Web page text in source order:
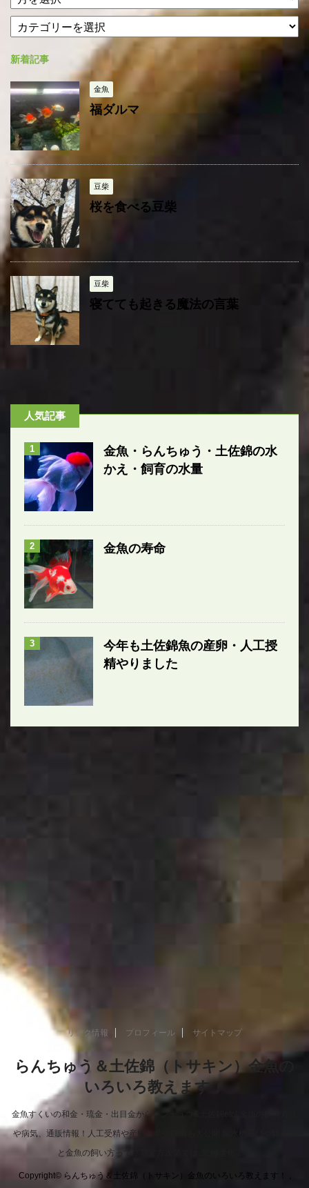
ー
イ
ブ
テ
リ
ー
新着記事
金魚
福ダルマ
豆柴
桜を食べる豆柴
豆柴
寝てても起きる魔法の言葉
人気記事
1
金魚・らんちゅう・土佐錦の水
かえ・飼育の水量
2 金魚の寿命
3
今年も土佐錦魚の産卵・人工授
精やりました
リンク情報 プロフィール サイトマップ
らんちゅう＆土佐錦（トサキン）金魚の
いろいろ教えます！
金魚すくいの和金・琉金・出目金からランチュウ&土佐錦etc! 金魚の飼育方法
や病気、通販情報！人工受精や産卵の希少動画も大公開！ 水槽選びや餌選び
と金魚の飼い方って？育て方次第では..究極進化！！
Copyright© らんちゅう＆土佐錦（トサキン）金魚のいろいろ教えます！ ,